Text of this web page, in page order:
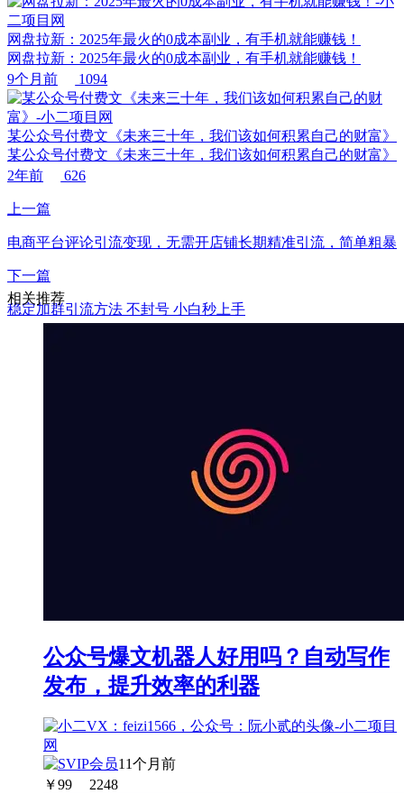
网盘拉新：2025年最火的0成本副业，有手机就能赚钱！
网盘拉新：2025年最火的0成本副业，有手机就能赚钱！
9个月前
1094
某公众号付费文《未来三十年，我们该如何积累自己的财富》
某公众号付费文《未来三十年，我们该如何积累自己的财富》
2年前
626
上一篇
电商平台评论引流变现，无需开店铺长期精准引流，简单粗暴
下一篇
稳定加群引流方法 不封号 小白秒上手
相关推荐
公众号爆文机器人好用吗？自动写作
发布，提升效率的利器
11个月前
￥99 2248